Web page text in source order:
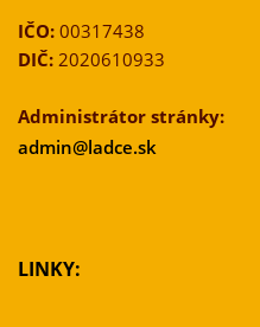
IČO: 00317438
DIČ: 2020610933
Administrátor stránky:
admin@ladce.sk
LINKY: